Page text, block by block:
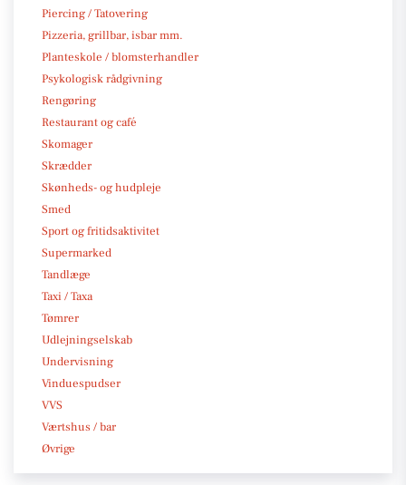
Piercing / Tatovering
Pizzeria, grillbar, isbar mm.
Planteskole / blomsterhandler
Psykologisk rådgivning
Rengøring
Restaurant og café
Skomager
Skrædder
Skønheds- og hudpleje
Smed
Sport og fritidsaktivitet
Supermarked
Tandlæge
Taxi / Taxa
Tømrer
Udlejningselskab
Undervisning
Vinduespudser
VVS
Værtshus / bar
Øvrige